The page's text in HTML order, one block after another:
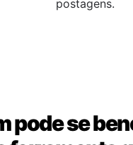
Assim que estiver